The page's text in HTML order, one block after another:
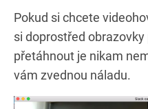
Pokud si chcete
si doprostřed
přetáhnout je nikam
vám zvednou náladu.